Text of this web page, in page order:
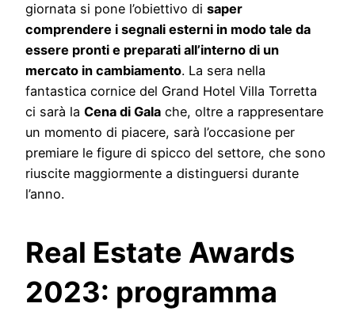
giornata si pone l’obiettivo di saper
comprendere i segnali esterni in modo tale da
essere pronti e preparati all’interno di un
mercato in cambiamento. La sera nella
fantastica cornice del Grand Hotel Villa Torretta
ci sarà la Cena di Gala che, oltre a rappresentare
un momento di piacere, sarà l’occasione per
premiare le figure di spicco del settore, che sono
riuscite maggiormente a distinguersi durante
l’anno.
Real Estate Awards
2023: programma